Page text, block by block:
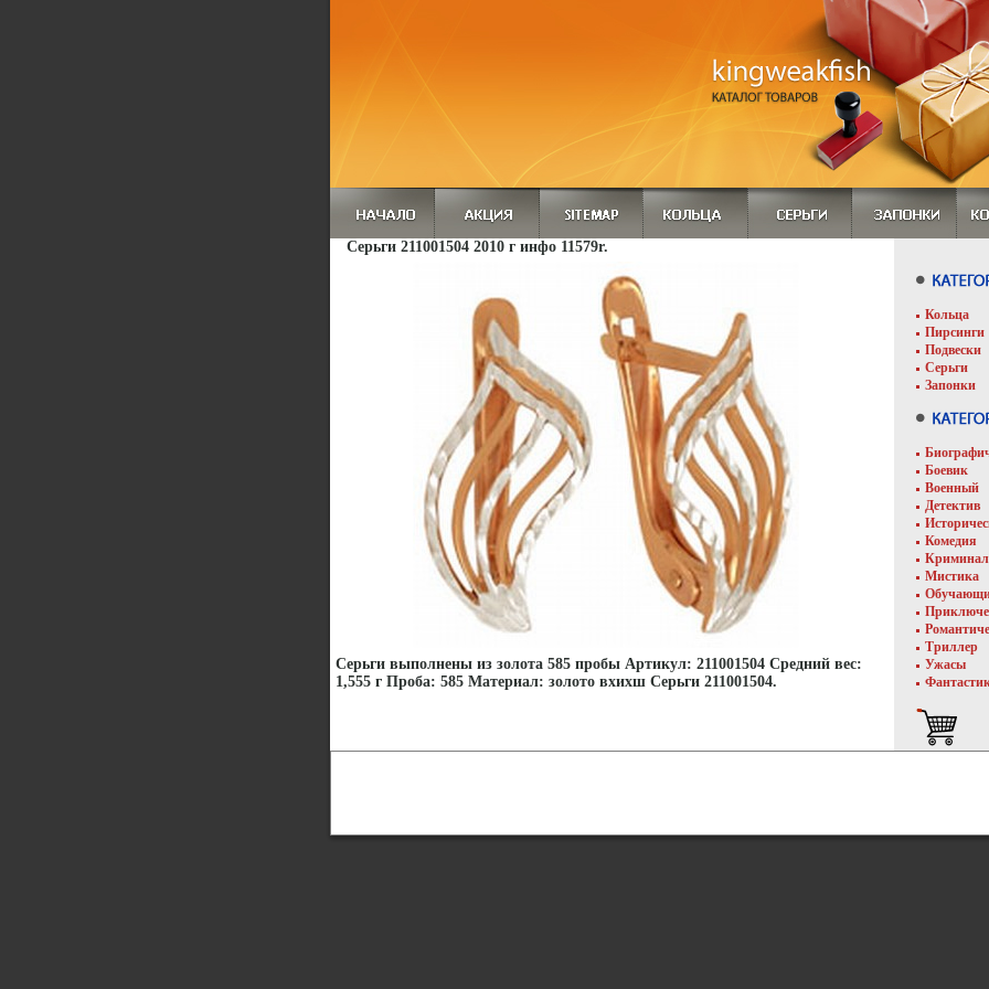
Серьги 211001504 2010 г инфо 11579r.
Серьги выполнены из золота 585 пробы Артикул: 211001504 Средний вес:
1,555 г Проба: 585 Материал: золото вхихш Серьги 211001504.
Кольца
Пирсинги
Подвески
Серьги
Запонки
Боевик
Военный
Детектив
Комедия
Мистика
Триллер
Ужасы